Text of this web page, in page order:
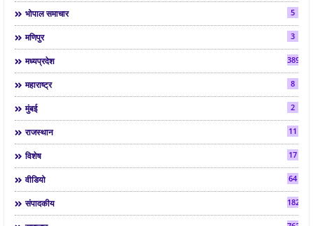
भोपाल समाचार 5
मणिपुर 3
मध्यप्रदेश 3892
महाराष्ट्र 8
मुंबई 2
राजस्थान 11
विशेष 17
वीडियो 64
संपादकीय 182